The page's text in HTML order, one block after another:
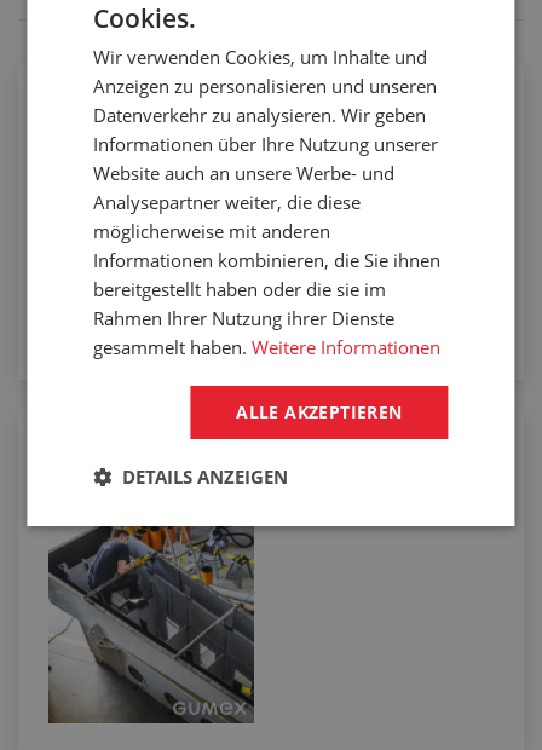
Bearbeitung in 5 Achsen
abriebfestem Gummi
Cookies.
Wir verwenden Cookies, um Inhalte und
Anzeigen zu personalisieren und unseren
Datenverkehr zu analysieren. Wir geben
Informationen über Ihre Nutzung unserer
Website auch an unsere Werbe- und
Analysepartner weiter, die diese
möglicherweise mit anderen
Informationen kombinieren, die Sie ihnen
bereitgestellt haben oder die sie im
Rahmen Ihrer Nutzung ihrer Dienste
gesammelt haben.Weitere Informationen
ALLE AKZEPTIEREN
DETAILS ANZEIGEN